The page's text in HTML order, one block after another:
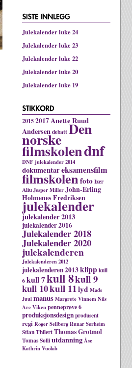
Julekalender luke 24
Julekalender luke 23
Julekalender luke 22
Julekalender luke 20
Julekalender luke 19
20152017Anette Ruud
AndersendebattDen
norske
filmskolendnf
DNF julekalender 2014
dokumentareksamensfilm
filmskolenfotoIzer
AliuJesper MillerJohn-Erling
Holmenes Fredriksen
julekalender
julekalender 2013
julekalender 2016
Julekalender 2018
Julekalender 2020
julekalenderen
Julekalenderen 2012
julekalenderen 2013klippkull
6kull 7kull 8kull 9
kull 10kull 11lyd Mads
JuulmanusMargrete VinnemNils
Are Vikenpenneprøve 6
produksjonsdesignprodusent
regi Roger SellbergRunar Sørheim
Stian ThilertThomas Grotmol
Tomas SolliutdanningÅse
Kathrin Vuolab